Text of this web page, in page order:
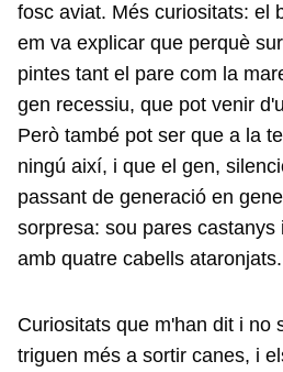
fosc aviat. Més curiositats: el
em va explicar que perquè
pintes tant el pare com la
gen recessiu, que pot venir
Però també pot ser que a la
ningú així, i que el gen,
passant de generació en
sorpresa: sou pares
amb quatre cabells ataronjats.
Curiositats que m'han dit i no
triguen més a sortir canes, i